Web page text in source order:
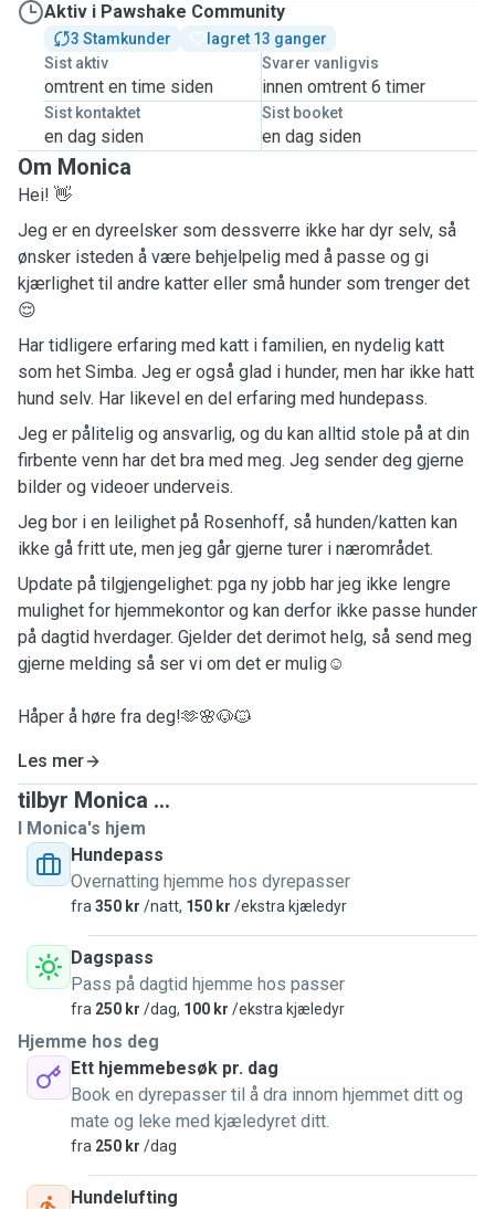
Aktiv i Pawshake Community
3 Stamkunder
lagret 13 ganger
Sist aktiv
omtrent en time siden
Svarer vanligvis
innen omtrent 6 timer
Sist kontaktet
en dag siden
Sist booket
en dag siden
Om Monica
Hei! 👋
Jeg er en dyreelsker som dessverre ikke har dyr selv, så
ønsker isteden å være behjelpelig med å passe og gi
kjærlighet til andre katter eller små hunder som trenger det
😌
Har tidligere erfaring med katt i familien, en nydelig katt
som het Simba. Jeg er også glad i hunder, men har ikke hatt
hund selv. Har likevel en del erfaring med hundepass.
Jeg er pålitelig og ansvarlig, og du kan alltid stole på at din
firbente venn har det bra med meg. Jeg sender deg gjerne
bilder og videoer underveis.
Jeg bor i en leilighet på Rosenhoff, så hunden/katten kan
ikke gå fritt ute, men jeg går gjerne turer i nærområdet.
Update på tilgjengelighet: pga ny jobb har jeg ikke lengre
mulighet for hjemmekontor og kan derfor ikke passe hunder
på dagtid hverdager. Gjelder det derimot helg, så send meg
gjerne melding så ser vi om det er mulig☺️
Håper å høre fra deg!🫶🌸🐶🐱
Les mer
tilbyr Monica ...
I Monica's hjem
Hundepass
Overnatting hjemme hos dyrepasser
fra 350 kr /natt, 150 kr /ekstra kjæledyr
Dagspass
Pass på dagtid hjemme hos passer
fra 250 kr /dag, 100 kr /ekstra kjæledyr
Hjemme hos deg
Ett hjemmebesøk pr. dag
Book en dyrepasser til å dra innom hjemmet ditt og
mate og leke med kjæledyret ditt.
fra 250 kr /dag
Hundelufting